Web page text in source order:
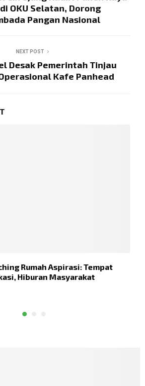
OKU Selatan, Dorong
Pangan Nasional
NEXT POST
Desak Pemerintah Tinjau
Kafe Panhead
Rumah Aspirasi: Tempat
Hiburan Masyarakat